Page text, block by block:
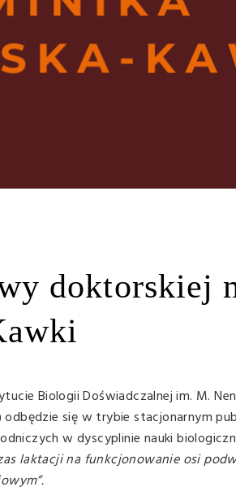
doktorskiej
Biologii Doświadczalnej im. M.
odbędzie się w trybie stacjonarnym
w dyscyplinie nauki
laktacji na funkcjonowanie osi